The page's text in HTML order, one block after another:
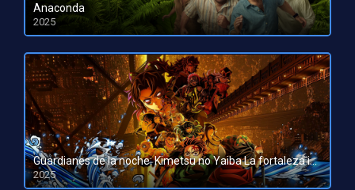
Anaconda
2025
HD 1080pHD 720p
Guardianes de la noche: Kimetsu no Yaiba La fortaleza infinita
2025
HD 1080pHD 720p